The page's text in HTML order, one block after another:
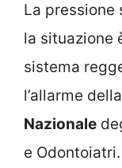
La pressione
la situazione
sistema
l’allarme della
Nazionale
e